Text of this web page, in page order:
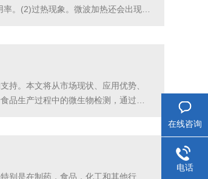
。(2)过热现象。微波加热还会出现过
持。本文将从市场现状、应用优势、
品生产过程中的微生物检测，通过集
别是在制药，食品，化工和其他行
在线咨询
电话